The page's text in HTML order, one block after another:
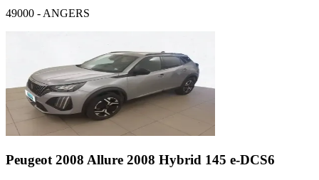
49000 - ANGERS
Peugeot 2008 Allure 2008 Hybrid 145 e-DCS6